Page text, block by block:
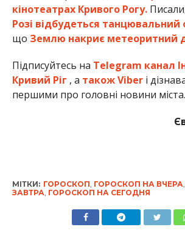
кінотеатрах Кривого Рогу.
Розі відбудеться
що Землю накриє метеоритний
Підписуйтесь на Telegram канал
Кривий Ріг , а також Viberі
першими про головні новини міста.
МІТКИ: ГОРОСКОП ГОРОСКОП НА ВЧЕРА
ЗАВТРА ГОРОСКОП НА СЕГОДНЯ